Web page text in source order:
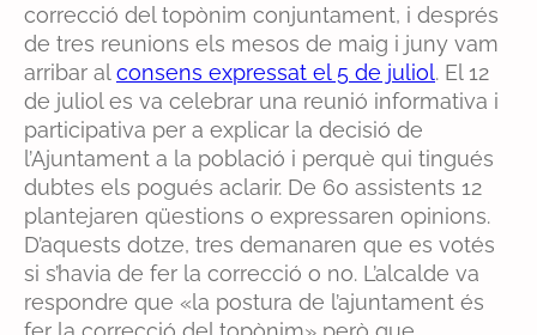
correcció del topònim conjuntament, i després
de tres reunions els mesos de maig i juny vam
arribar alconsens expressat el 5 de juliol. El 12
de juliol es va celebrar una reunió informativa i
participativa per a explicar la decisió de
l’Ajuntament a la població i perquè qui tingués
dubtes els pogués aclarir. De 60 assistents 12
plantejaren qüestions o expressaren opinions.
D’aquests dotze, tres demanaren que es votés
si s’havia de fer la correcció o no. L’alcalde va
respondre que «la postura de l’ajuntament és